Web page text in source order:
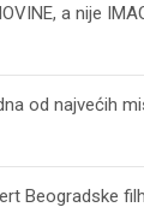
a nije
od najvećih
Beogradske